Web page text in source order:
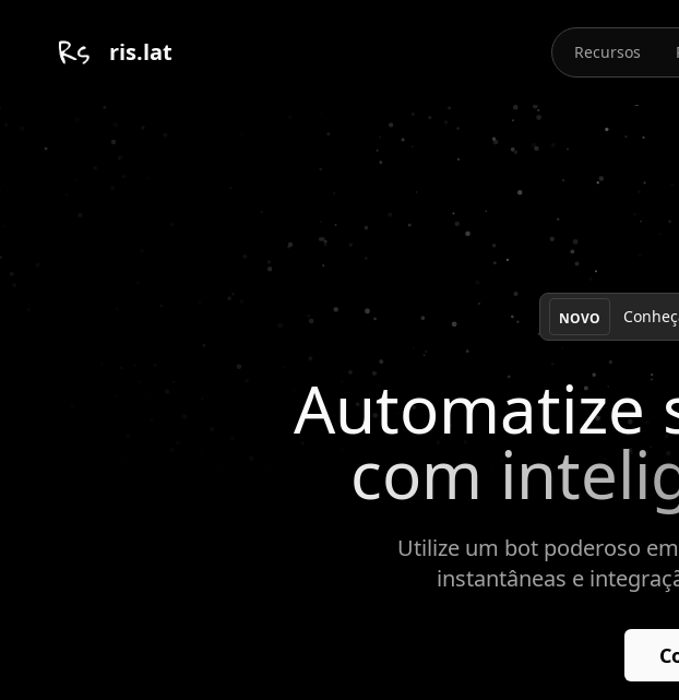
ris.lat Recursos
NOVO
Automatize
com
Utilize um bot poderoso
instantâneas e